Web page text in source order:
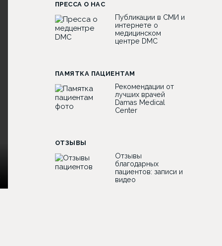
ПРЕССА О НАС
Публикации в СМИ и
интернете о
медицинском
центре DMC
ПАМЯТКА ПАЦИЕНТАМ
Рекомендации от
лучших врачей
Damas Medical
Center
ОТЗЫВЫ
Отзывы
благодарных
пациентов: записи и
видео